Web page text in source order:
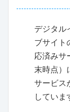
デジタル
ブサイト
応済みサ
末時点）
サービス
していま